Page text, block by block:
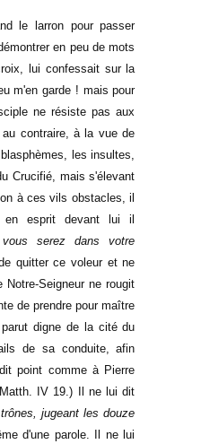
le larron pour passer
en peu de mots
lui confessait sur la
m'en garde ! mais pour
ne résiste pas aux
contraire, à la vue de
les insultes,
Crucifié, mais s'élevant
à ces vils obstacles, il
esprit devant lui il
serez dans votre
quitter ce voleur et ne
Seigneur ne rougit
de prendre pour maître
digne de la cité du
de sa conduite, afin
point comme à Pierre
IV 19.) Il ne lui dit
jugeant les douze
d'une parole. Il ne lui